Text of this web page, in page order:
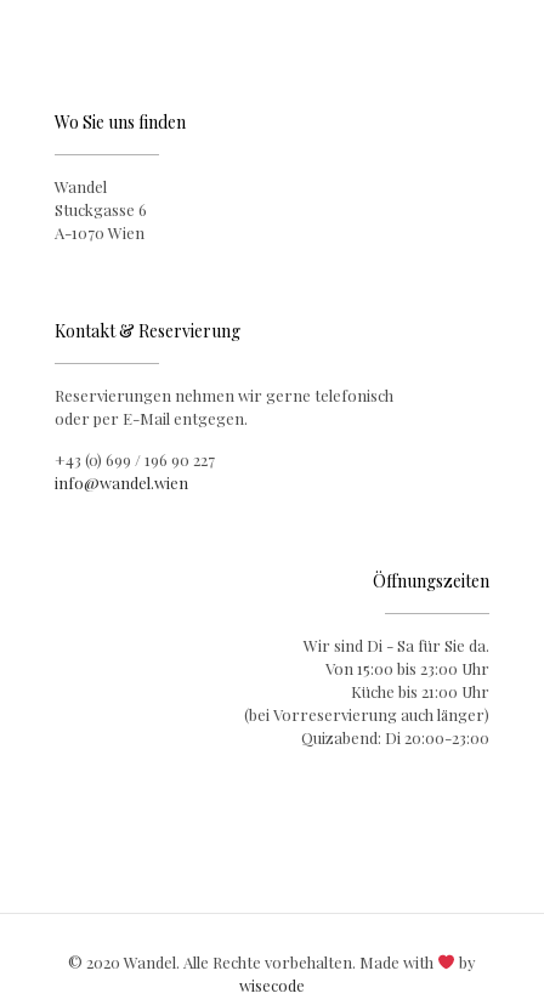
Wo Sie uns finden
Wandel
Stuckgasse 6
A-1070 Wien
Kontakt & Reservierung
Reservierungen nehmen wir gerne telefonisch
oder per E-Mail entgegen.
+43 (0) 699 / 196 90 227
info@wandel.wien
Öffnungszeiten
Wir sind Di - Sa für Sie da.
Von 15:00 bis 23:00 Uhr
Küche bis 21:00 Uhr
(bei Vorreservierung auch länger)
Quizabend: Di 20:00-23:00
© 2020 Wandel. Alle Rechte vorbehalten. Made with
by
wisecode